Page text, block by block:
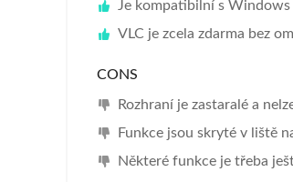
Je kompatibilní s
VLC je zcela zdarma bez
CONS
Rozhraní je zastaralé a
Funkce jsou skryté v liště
Některé funkce je třeba